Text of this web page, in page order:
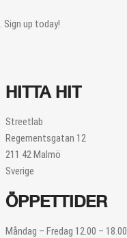
up today!
HITTA HIT
Streetlab
Regementsgatan 12
211 42 Malmö
Sverige
ÖPPETTIDER
Måndag – Fredag 12.00 – 18.00